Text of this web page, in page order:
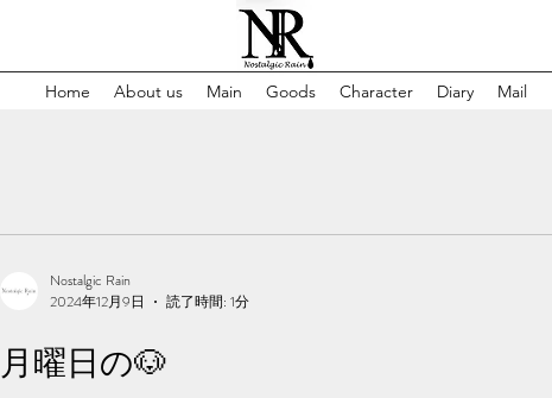
Home About us Main Goods Character Diary Mail
月曜日の🐶
Nostalgic Rain
2024年12月9日
読了時間: 1分